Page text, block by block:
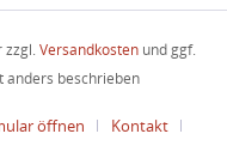
zzgl. Versandkosten und ggf.
anders beschrieben
öffnen
Kontakt